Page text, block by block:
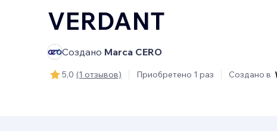
VERDANT
Создано Marca CERO
5,0 (1 отзывов) Приобретено 1 раз Создано в